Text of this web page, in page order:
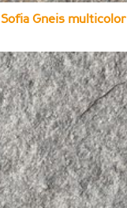
Sofia Gneis multicolor